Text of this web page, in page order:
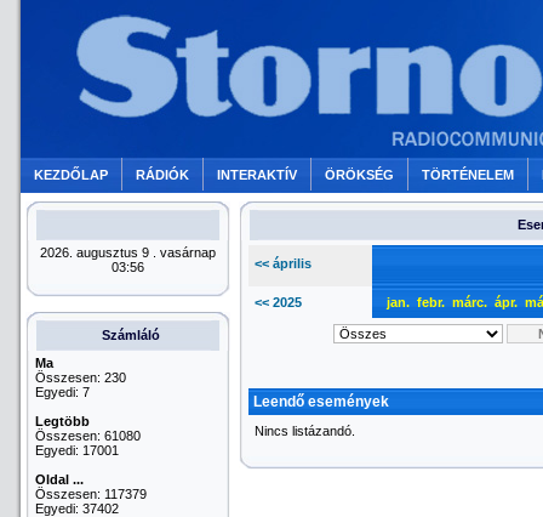
KEZDŐLAP RÁDIÓK INTERAKTÍV ÖRÖKSÉG TÖRTÉNELEM
2026. augusztus 9 . vasárnap
03:56
Számláló
Ma
Összesen: 230
Egyedi: 7
Legtöbb
Összesen: 61080
Egyedi: 17001
Oldal ...
Összesen: 117379
Egyedi: 37402
<< április
<< 2025 jan. febr. márc. ápr.
Leendő események
Nincs listázandó.